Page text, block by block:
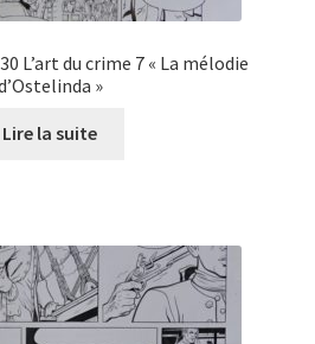
L’art du crime 7 « La mélodie
»
Lire la suite